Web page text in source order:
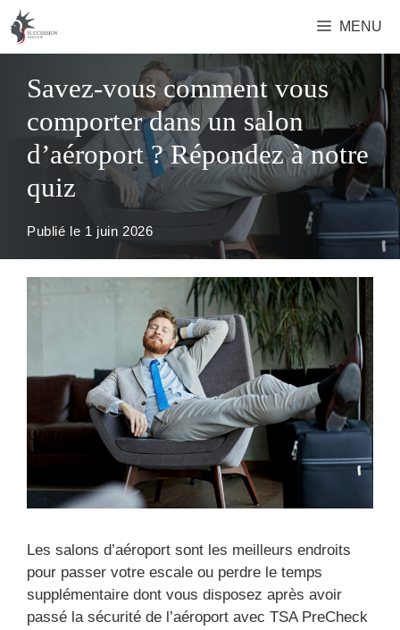
Aller
au
contenu
MENU
Savez-vous comment vous
comporter dans un salon
d’aéroport ? Répondez à notre
quiz
Publié le 1 juin 2026
Les salons d’aéroport sont les meilleurs endroits
pour passer votre escale ou perdre le temps
supplémentaire dont vous disposez après avoir
passé la sécurité de l’aéroport avec TSA PreCheck